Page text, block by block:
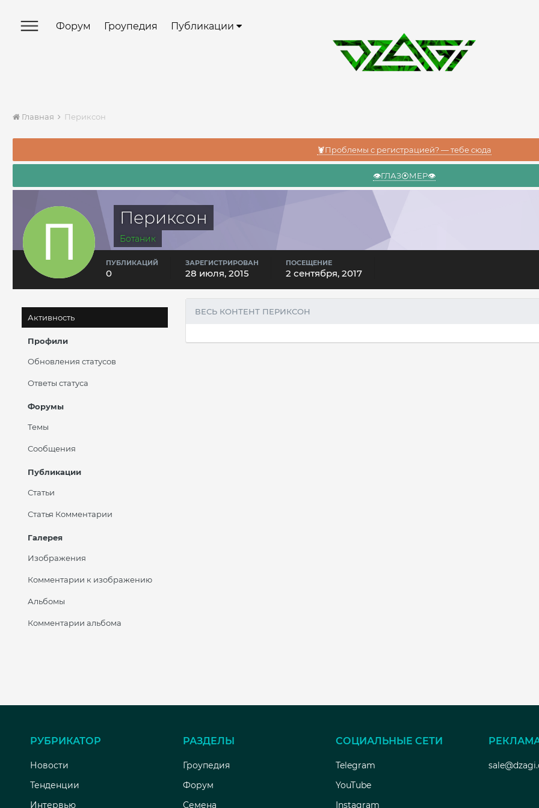
Форум Гроупедия Публикации
Главная Периксон
🦞Проблемы с регистрацией? — тебе сюда
👁️ГЛАЗ⦿МЕР👁️
Периксон
Ботаник
ПУБЛИКАЦИЙ
0
ЗАРЕГИСТРИРОВАН
28 июля, 2015
ПОСЕЩЕНИЕ
2 сентября, 2017
Активность
Профили
Обновления статусов
Ответы статуса
Форумы
Темы
Сообщения
Публикации
Статьи
Статья Комментарии
Галерея
Изображения
Комментарии к изображению
Альбомы
Комментарии альбома
ВЕСЬ КОНТЕНТ ПЕРИКСОН
РУБРИКАТОР
Новости
Тенденции
Интервью
РАЗДЕЛЫ
Гроупедия
Форум
Семена
СОЦИАЛЬНЫЕ СЕТИ
Telegram
YouTube
Instagram